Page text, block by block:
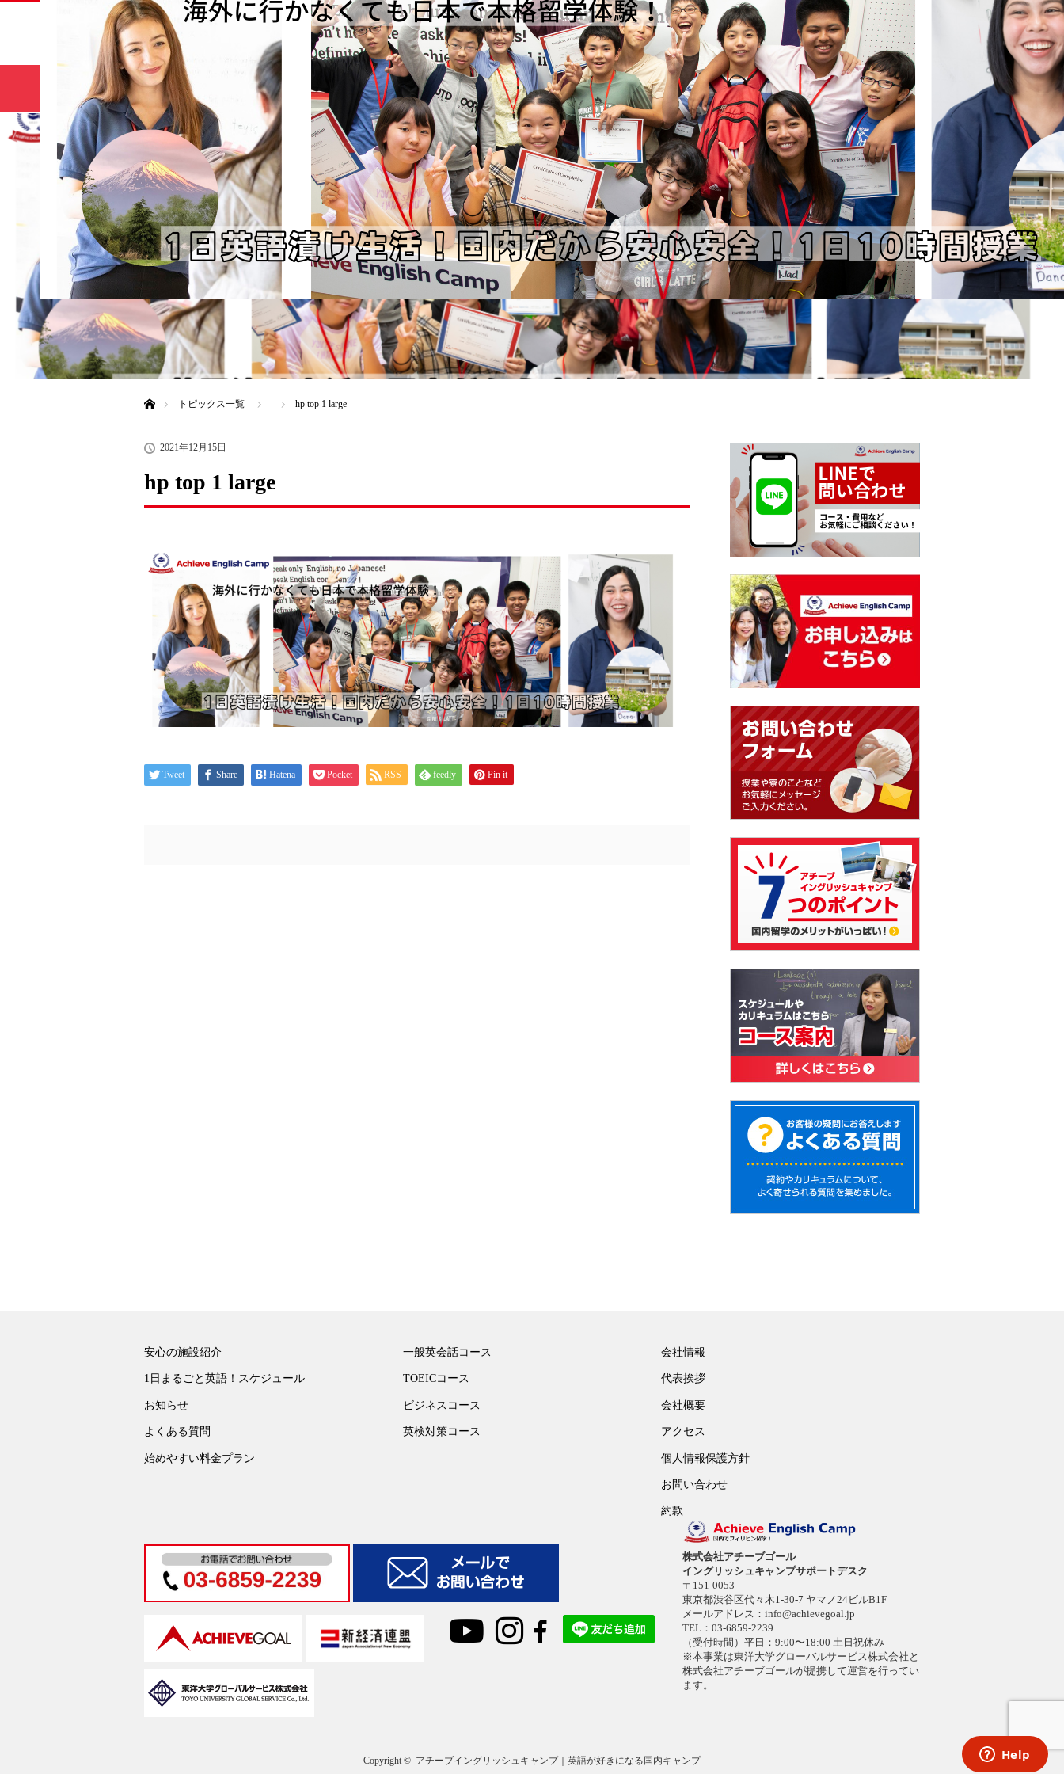
HOME
サマー
キャンプ🌻
コース 施設紹介 料金プラン スケジュール アクセス 体験レポート 会社概要 よくある質問
トピックス一覧
hp top 1 large
2021年12月15日
hp top 1 large
Tweet Share Hatena Pocket RSS feedly Pin it
安心の施設紹介
1日まるごと英語！スケジュール
お知らせ
よくある質問
始めやすい料金プラン
一般英会話コース
TOEICコース
ビジネスコース
英検対策コース
会社情報
代表挨拶
会社概要
アクセス
個人情報保護方針
お問い合わせ
約款
株式会社アチーブゴール
イングリッシュキャンプサポートデスク
〒151-0053
東京都渋谷区代々木1-30-7 ヤマノ24ビルB1F
メールアドレス： info@achievegoal.jp
TEL：03-6859-2239
（受付時間）平日：9:00〜18:00 土日祝休み
※本事業は東洋大学グローバルサービス株式会社と
株式会社アチーブゴールが提携して運営を行ってい
ます。
Copyright © アチーブイングリッシュキャンプ｜英語が好きになる国内キャンプ